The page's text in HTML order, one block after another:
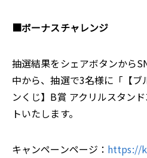
■ボーナスチャレンジ
抽選結果をシェアボタンから
中から、抽選で3名様に「【ブ
ンくじ】B賞 アクリルスタン
トいたします。
キャンペーンページ： https://